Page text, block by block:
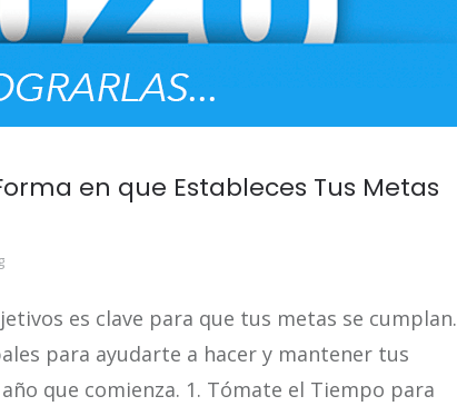
en que Estableces Tus Metas
es clave para que tus metas se cumplan.
para ayudarte a hacer y mantener tus
que comienza. 1. Tómate el Tiempo para